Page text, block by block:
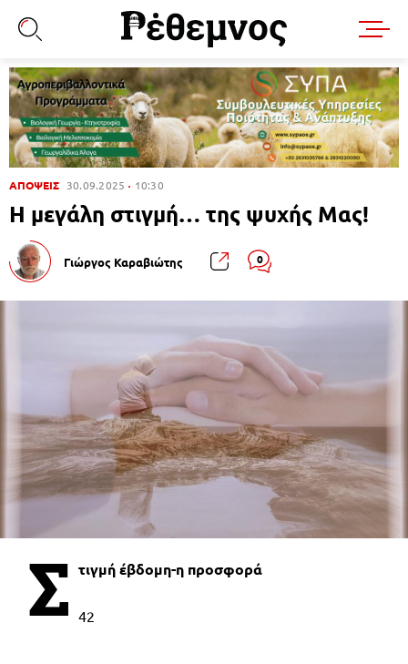
ΑΠΟΨΕΙΣ 30.09.2025 10:30
H μεγάλη στιγμή… της ψυχής Μας!
Γιώργος Καραβιώτης 0
Σ τιγμή έβδομη-η προσφορά
42